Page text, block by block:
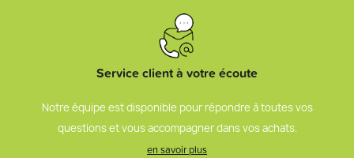
Service client à votre écoute
Notre équipe est disponible pour répondre à toutes vos
questions et vous accompagner dans vos achats.
en savoir plus